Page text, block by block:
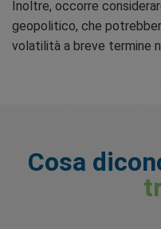
Inoltre, occorre
geopolitico, che
volatilità a breve termine
Cosa